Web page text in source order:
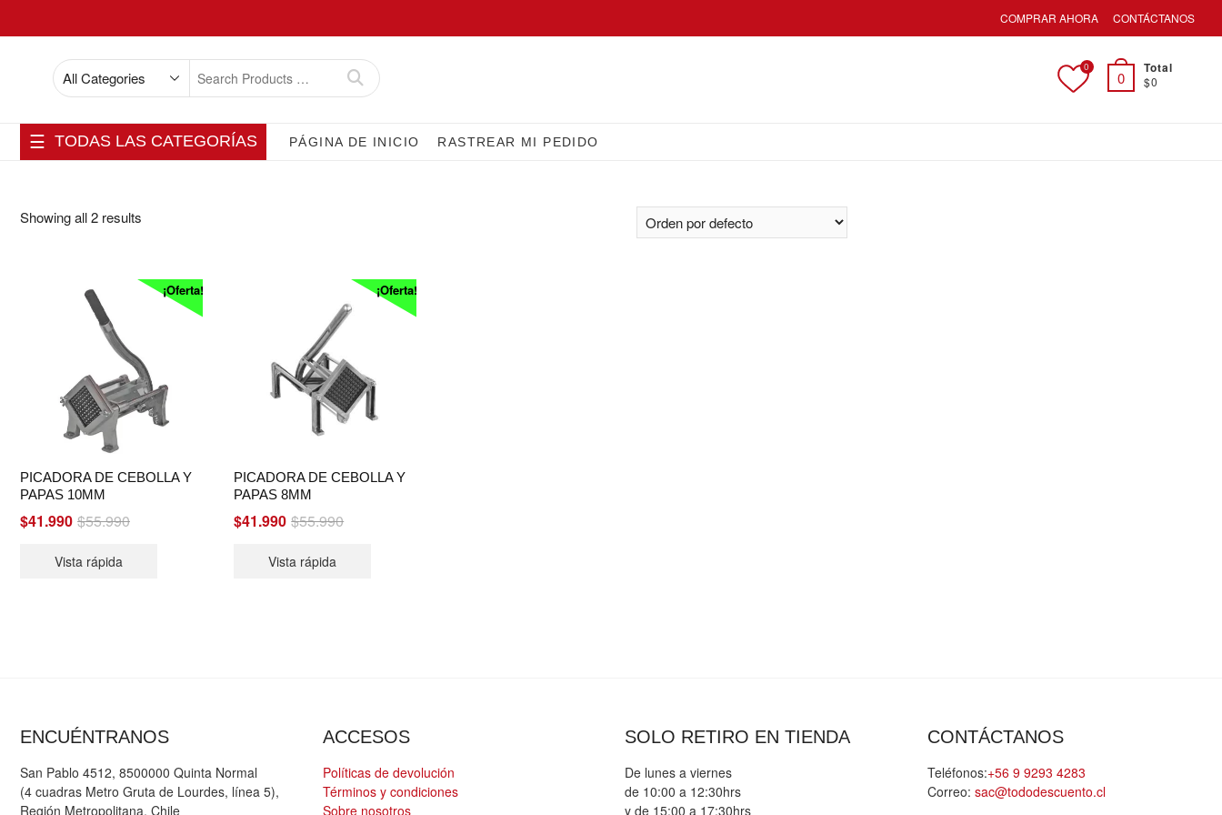
COMPRAR AHORA CONTÁCTANOS
Search
0
0
Total
$0
TODAS LAS CATEGORÍAS PÁGINA DE INICIO RASTREAR MI PEDIDO
Showing all 2 results
¡Oferta!
PICADORA DE CEBOLLA Y
PAPAS 10MM
$55.990Original
$41.990
Current
Vista rápida
¡Oferta!
PICADORA DE CEBOLLA Y
PAPAS 8MM
$55.990Original
$41.990
Current
Vista rápida
ENCUÉNTRANOS
San Pablo 4512, 8500000 Quinta Normal
(4 cuadras Metro Gruta de Lourdes, línea 5),
Región Metropolitana, Chile
ACCESOS
Políticas de devolución
Términos y condiciones
Sobre nosotros
SOLO RETIRO EN TIENDA
De lunes a viernes
de 10:00 a 12:30hrs
y de 15:00 a 17:30hrs
CONTÁCTANOS
Teléfonos:+56 9 9293 4283
Correo: sac@tododescuento.cl